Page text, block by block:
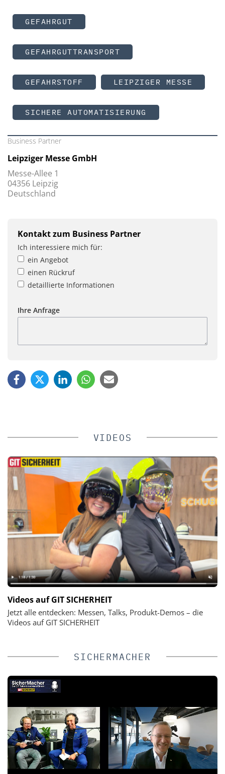
GEFAHRGUT
GEFAHRGUTTRANSPORT
GEFAHRSTOFF LEIPZIGER MESSE
SICHERE AUTOMATISIERUNG
Business Partner
Leipziger Messe GmbH
Messe-Allee 1
04356 Leipzig
Deutschland
Kontakt zum Business Partner
Ich interessiere mich für:
ein Angebot
einen Rückruf
detaillierte Informationen
Ihre Anfrage
VIDEOS
Videos auf GIT SICHERHEIT
Jetzt alle entdecken: Messen, Talks, Produkt-Demos – die
Videos auf GIT SICHERHEIT
SICHERMACHER